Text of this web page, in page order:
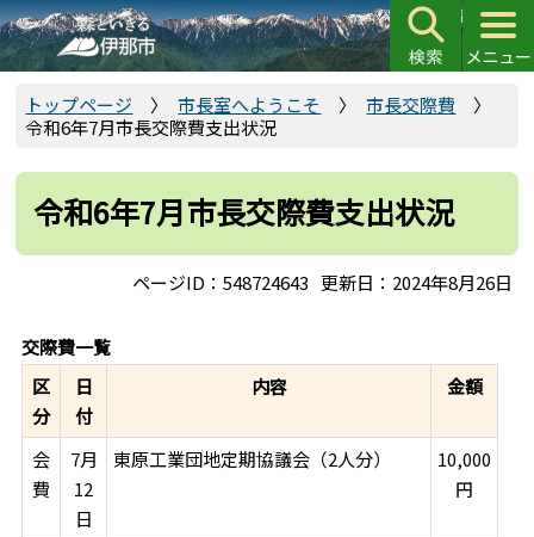
こ
の
ペ
で
トップページ 市長室へようこそ
市長交際費
令和6年7月市長交際費支出状況
令和6年7月市長交際費支出状況
ページID：548724643 更新日：2024年8月26日
交際費一覧
区
分
日
付
内容 金額
会
費
7月
12
日
東原工業団地定期協議会（2人分）
10,000
円